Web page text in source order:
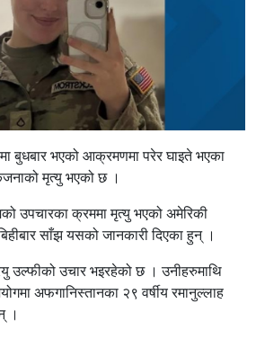
बुधबार भएको आक्रमणमा परेर घाइते भएका
मृत्यु भएको छ ।
उपचारका क्रममा मृत्यु भएको अमेरिकी
साँझ यसको जानकारी दिएका हुन् ।
उल्फीको उचार भइरहेको छ । उनीहरुमाथि
अफगानिस्तानका २९ वर्षीय रमानुल्लाह
।